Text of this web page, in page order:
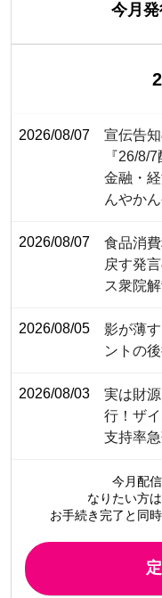
今月
2026/08/07
宣伝告
『26/8/
金融・
んやかん
2026/08/07
食品消
戻す発
ス衆院
2026/08/05
影が薄
ントの
2026/08/03
実は財
行！ザ
支持率
今月配
なりたい方
お手続き完了と同